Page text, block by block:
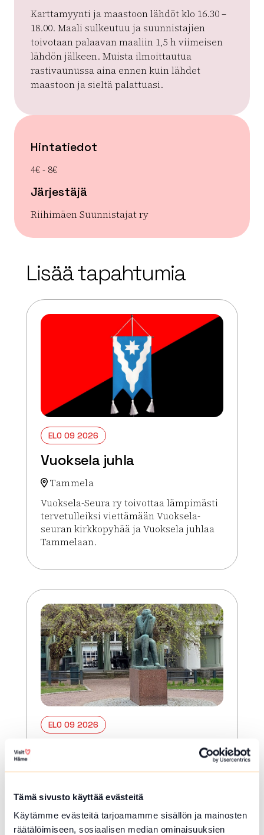
Tämä sivusto käyttää evästeitä
Käytämme evästeitä tarjoamamme sisällön ja mainosten
räätälöimiseen, sosiaalisen median ominaisuuksien
Karttamyynti ja maastoon lähdöt klo 16.30 –
18.00. Maali sulkeutuu ja suunnistajien
toivotaan palaavan maaliin 1,5 h viimeisen
lähdön jälkeen. Muista ilmoittautua
rastivaunussa aina ennen kuin lähdet
maastoon ja sieltä palattuasi.
Hintatiedot
4€ - 8€
Järjestäjä
Riihimäen Suunnistajat ry
OpenStreetMap
Lisää tapahtumia
ELO 09 2026
Vuoksela juhla
Tammela
Vuoksela-Seura ry toivottaa lämpimästi
tervetulleiksi viettämään Vuoksela-
seuran kirkkopyhää ja Vuoksela juhlaa
Tammelaan.
ELO 09 2026
Hämeenlinna
Opastettu tutustumiskierros
Hämeenlinnan keskustan alueen
veistoksiin.